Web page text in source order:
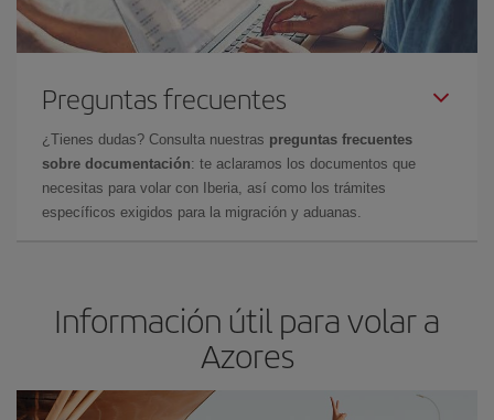
Preguntas frecuentes
¿Tienes dudas? Consulta nuestras preguntas frecuentes
sobre documentación: te aclaramos los documentos que
necesitas para volar con Iberia, así como los trámites
específicos exigidos para la migración y aduanas.
Información útil para volar a
Azores